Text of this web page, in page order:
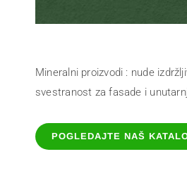
Mineralni proizvodi : nude
svestranost za fasade i
POGLEDAJTE NAŠ